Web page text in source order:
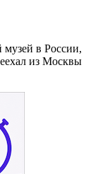
в России,
из Москвы